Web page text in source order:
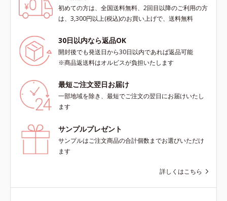
初めての方は、全国送料無料、2回目以降のご利用の方
は、3,300円以上(税込)のお買い上げで、送料無料
30日以内なら返品OK
開封後でも発送日から30日以内であれば返品可能
※商品返送料はオルビスが負担いたします
最短ご注文翌日お届け
一部地域を除き、最短でご注文の翌日にお届けいたし
ます
サンプルプレゼント
サンプルはご注文商品の合計個数までお選びいただけ
ます
詳しくはこちら